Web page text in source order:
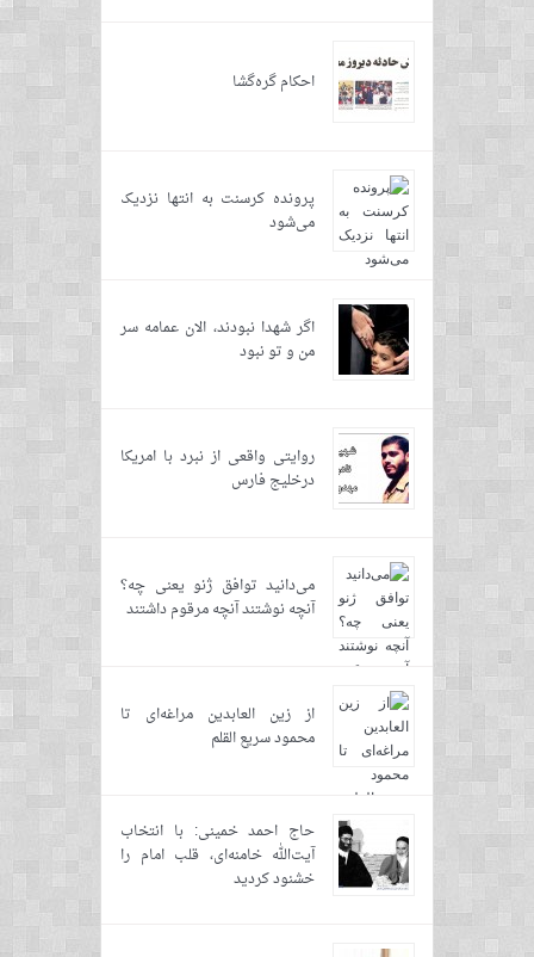
احکام گره‌گشا
پرونده کرسنت به انتها نزدیک
می‌شود
اگر شهدا نبودند، الان عمامه سر
من و تو نبود
روایتی واقعی از نبرد با امریکا
درخلیج فارس
می‌دانید توافق ژنو یعنی چه؟
آنچه نوشتند آنچه مرقوم داشتند
از زین العابدین مراغه‌ای تا
محمود سریع القلم
حاج احمد خمینی: با انتخاب
آیت‌الله خامنه‌ای، قلب امام را
خشنود کردید